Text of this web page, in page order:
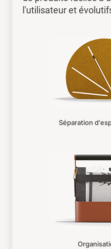
l'utilisateur et
Séparation